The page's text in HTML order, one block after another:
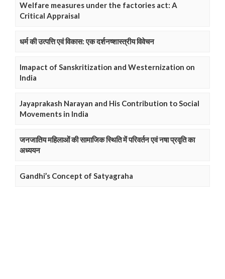
Welfare measures under the factories act: A
Critical Appraisal
धर्म की उत्पत्ति एवं विकास: एक दर्शनष्शास्त्रीय विवेचन
Imapact of Sanskritization and Westernization on
India
Jayaprakash Narayan and His Contribution to Social
Movements in India
जनजातिय महिलाओं की सामाजिक स्थिति में परिवर्तन एवं नषा प्रवृति का
अध्ययन
Gandhi’s Concept of Satyagraha